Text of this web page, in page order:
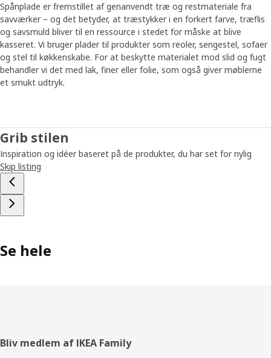
Spånplade er fremstillet af genanvendt træ og restmateriale fra
savværker – og det betyder, at træstykker i en forkert farve, træflis
og savsmuld bliver til en ressource i stedet for måske at blive
kasseret. Vi bruger plader til produkter som reoler, sengestel, sofaer
og stel til køkkenskabe. For at beskytte materialet mod slid og fugt
behandler vi det med lak, finer eller folie, som også giver møblerne
et smukt udtryk.
Grib stilen
Inspiration og idéer baseret på de produkter, du har set for nylig
Skip listing
Se hele
Footer
Bliv medlem af IKEA Family